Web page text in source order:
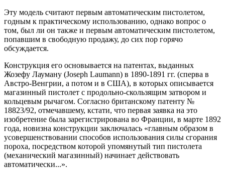
Эту модель считают первым автоматическим пистолетом,
годным к практическому использованию, однако вопрос о
том, был ли он также и первым автоматическим пистолетом,
попавшим в свободную продажу, до сих пор горячо
обсуждается.
Конструкция его основывается на патентах, выданных
Жозефу Лауману (Joseph Laumann) в 1890-1891 гг. (сперва в
Австро-Венгрии, а потом и в США), в которых описывается
магазинный пистолет с продольно-скользящим затвором и
кольцевым рычагом. Согласно британскому патенту №
18823/92, отмечавшему, кстати, что первая заявка на это
изобретение была зарегистрирована во Франции, в марте 1892
года, новизна конструкции заключалась «главным образом в
усовершенствовании способов использования силы сгорания
пороха, посредством которой упомянутый тип пистолета
(механический магазинный) начинает действовать
автоматически...».